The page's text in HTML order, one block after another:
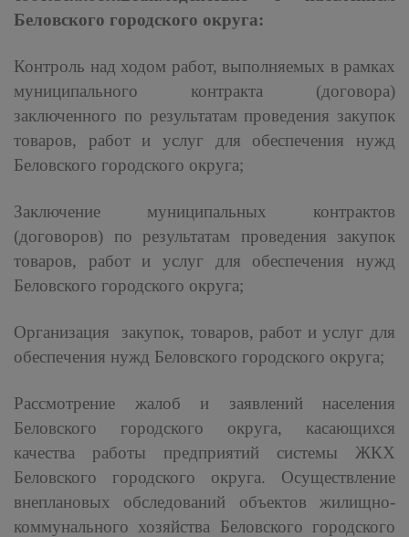
Беловского городского округа:
Контроль над ходом работ, выполняемых в рамках
муниципального контракта (договора)
заключенного по результатам проведения закупок
товаров, работ и услуг для обеспечения нужд
Беловского городского округа;
Заключение муниципальных контрактов
(договоров) по результатам проведения закупок
товаров, работ и услуг для обеспечения нужд
Беловского городского округа;
Организация закупок, товаров, работ и услуг для
обеспечения нужд Беловского городского округа;
Рассмотрение жалоб и заявлений населения
Беловского городского округа, касающихся
качества работы предприятий системы ЖКХ
Беловского городского округа. Осуществление
внеплановых обследований объектов жилищно-
коммунального хозяйства Беловского городского